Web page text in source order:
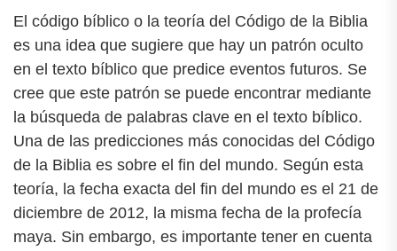
El código bíblico o la teoría del Código de la Biblia
es una idea que sugiere que hay un patrón oculto
en el texto bíblico que predice eventos futuros. Se
cree que este patrón se puede encontrar mediante
la búsqueda de palabras clave en el texto bíblico.
Una de las predicciones más conocidas del Código
de la Biblia es sobre el fin del mundo. Según esta
teoría, la fecha exacta del fin del mundo es el 21 de
diciembre de 2012, la misma fecha de la profecía
maya. Sin embargo, es importante tener en cuenta